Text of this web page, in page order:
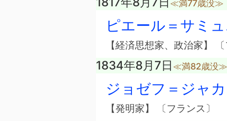
≪満77歳没≫
ピエール＝サミ
【経済思想家、政治家】 〔
1834年8月7日 ≪満82歳没≫
ジョゼフ＝ジャ
【発明家】 〔フランス〕